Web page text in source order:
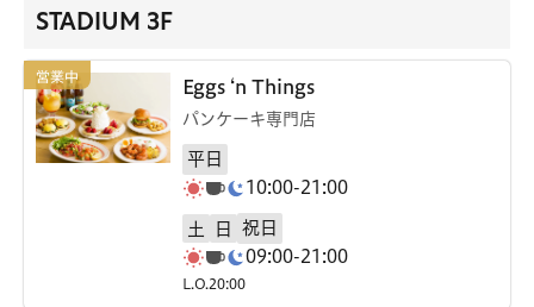
STADIUM 3F
Eggs ‘n Things
パンケーキ専門店
平日
10:00-21:00
土 日
祝日
09:00-21:00
L.O.20:00